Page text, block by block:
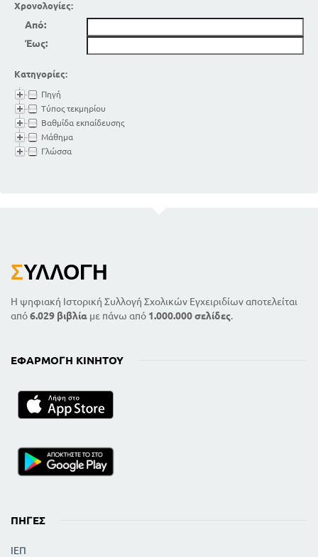
Χρονολογίες:
Από:
Έως:
Κατηγορίες:
Πηγή
Τύπος τεκμηρίου
Βαθμίδα εκπαίδευσης
Μάθημα
Γλώσσα
ΣΥΛΛΟΓΉ
Η ψηφιακή Ιστορική Συλλογή Σχολικών Εγχειριδίων αποτελείται
από6.029 βιβλία με πάνω από 1.000.000 σελίδες.
ΕΦΑΡΜΟΓΉ ΚΙΝΗΤΟΎ
ΠΗΓΈΣ
ΙΕΠ